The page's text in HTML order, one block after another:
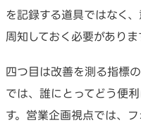
を記録する道具ではなく
周知しておく必要がありま
四つ目は改善を測る指標
では、誰にとってどう便
す。営業企画視点では、